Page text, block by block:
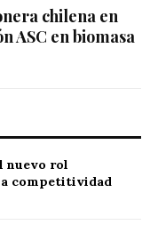
chilena en
ASC en biomasa
nuevo rol
competitividad